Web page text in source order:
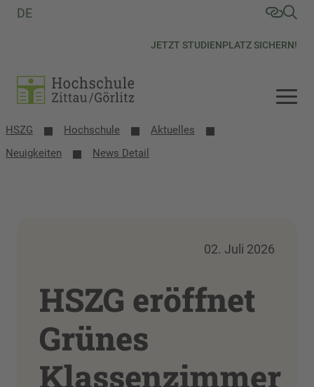
JETZT STUDIENPLATZ SICHERN!
DE
HSZG Hochschule
Aktuelles
Neuigkeiten
News Detail
02. Juli 2026
HSZG eröffnet
Grünes
Klassenzimmer